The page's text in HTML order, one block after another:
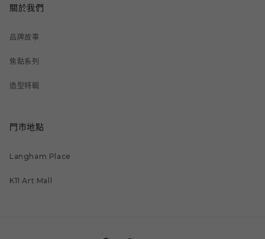
關於我們
品牌故事
焦點系列
造型特輯
門市地點
Langham Place
K11 Art Mall